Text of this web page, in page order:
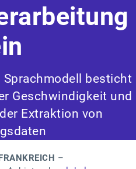
besticht
Geschwindigkeit und
Extraktion von
–